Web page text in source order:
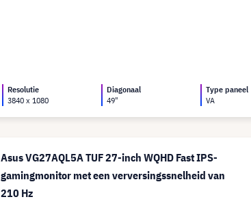
Resolutie
3840 x 1080
Diagonaal
49"
Type paneel
VA
Asus VG27AQL5A TUF 27-inch WQHD Fast IPS-
gamingmonitor met een verversingssnelheid van
210 Hz